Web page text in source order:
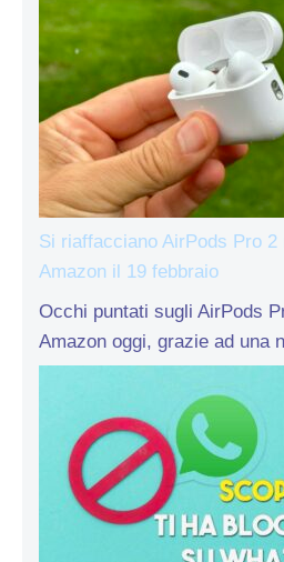
Si riaffacciano AirPods Pro
Amazon il 19 febbraio
Occhi puntati sugli AirPods
Amazon oggi, grazie ad una